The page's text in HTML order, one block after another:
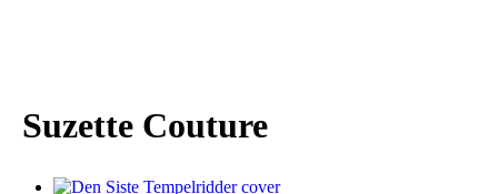
Suzette Couture